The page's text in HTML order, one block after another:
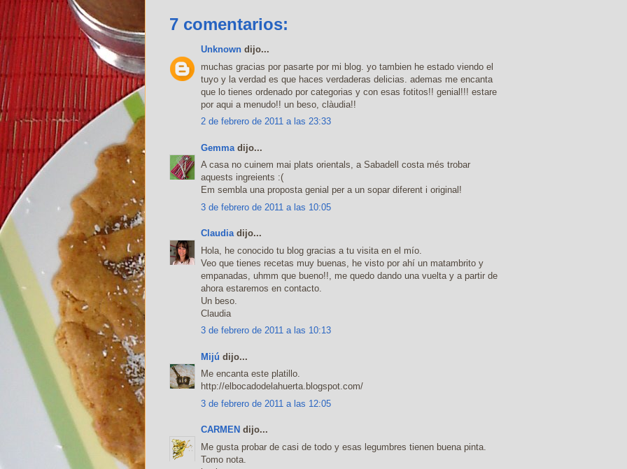
7 comentarios:
Unknown dijo...
muchas gracias por pasarte por mi blog. yo tambien he estado viendo el
tuyo y la verdad es que haces verdaderas delicias. ademas me encanta
que lo tienes ordenado por categorias y con esas fotitos!! genial!!! estare
por aqui a menudo!! un beso, clàudia!!
2 de febrero de 2011 a las 23:33
Gemma dijo...
A casa no cuinem mai plats orientals, a Sabadell costa més trobar
aquests ingreients :(
Em sembla una proposta genial per a un sopar diferent i original!
3 de febrero de 2011 a las 10:05
Claudiadijo...
Hola, he conocido tu blog gracias a tu visita en el mío.
Veo que tienes recetas muy buenas, he visto por ahí un matambrito y
empanadas, uhmm que bueno!!, me quedo dando una vuelta y a partir de
ahora estaremos en contacto.
Un beso.
Claudia
3 de febrero de 2011 a las 10:13
Mijú dijo...
Me encanta este platillo.
http://elbocadodelahuerta.blogspot.com/
3 de febrero de 2011 a las 12:05
CARMEN dijo...
Me gusta probar de casi de todo y esas legumbres tienen buena pinta.
Tomo nota.